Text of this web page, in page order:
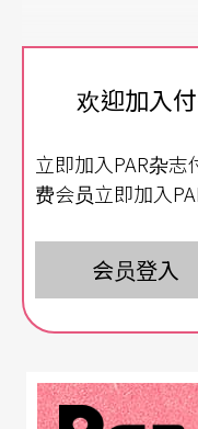
欢迎加入
立即加入PAR杂
费会员立即加入
会员登入